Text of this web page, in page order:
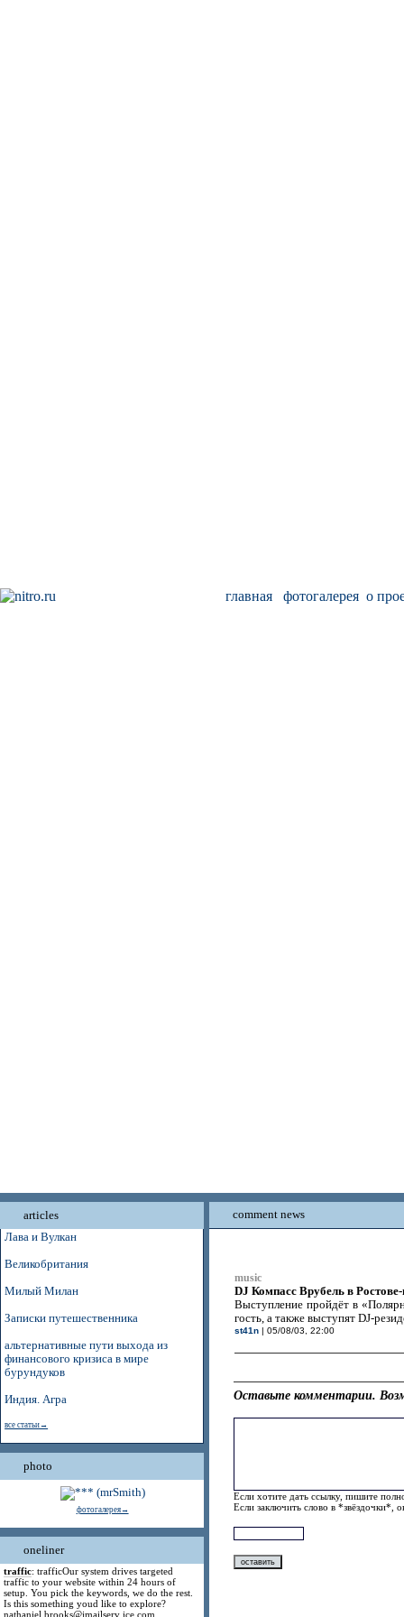
главная фотогалерея о
articles
Лава и Вулкан
Великобритания
Милый Милан
Записки путешественника
альтернативные пути выхода из
финансового кризиса в мире
бурундуков
Индия. Агра
все статьи→
photo
фотогалерея→
oneliner
traffic: trafficOur system drives targeted
traffic to your website within 24 hours of
setup. You pick the keywords, we do the rest.
Is this something youd like to explore?
nathaniel.brooks@jmailserv ice.com
comment news
music
DJ Компасс Врубель в
Выступление пройдёт в
гость, а также выступят DJ-
st41n| 05/08/03, 22:00
Оставьте комментарии.
Если хотите дать ссылку, пишите
Если заключить слово в *звёздочки*,